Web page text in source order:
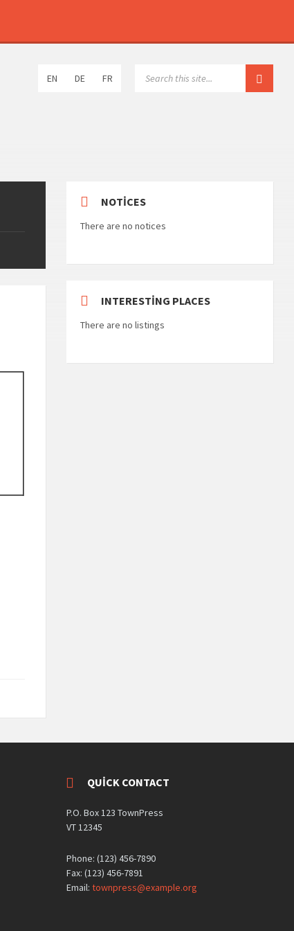
language:
EN DE FR
NOTICES
There are no notices
INTERESTING PLACES
There are no listings
QUICK CONTACT
P.O. Box 123 TownPress
VT 12345
Phone: (123) 456-7890
Fax: (123) 456-7891
Email:townpress@example.org